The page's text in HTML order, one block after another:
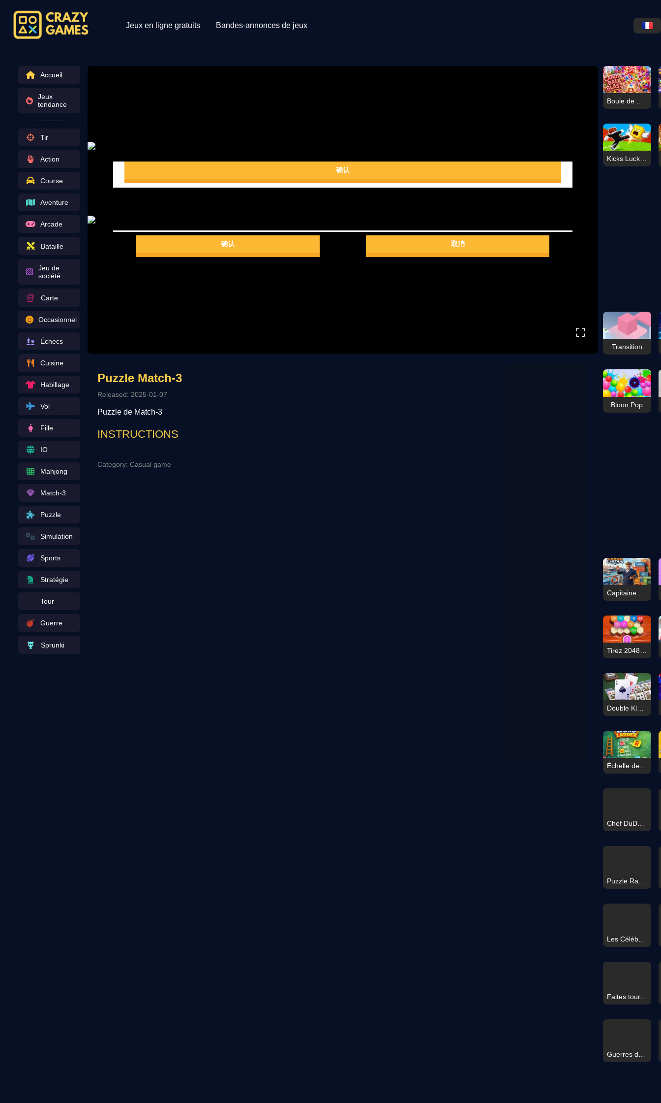
Jeux en ligne gratuits Bandes-annonces de jeux
Accueil
Jeux
tendance
Tir
Action
Course
Aventure
Arcade
Bataille
Jeu de
société
Carte
Occasionnel
Échecs
Cuisine
Habillage
Vol
Fille
IO
Mahjong
Match-3
Puzzle
Simulation
Sports
Stratégie
Tour
Guerre
Sprunki
⛶
Puzzle Match-3
Released: 2025-01-07
Puzzle de Match-3
INSTRUCTIONS
Category: Casual game
Kicks Lucky Boxes en ligne
Transition
Bloon Pop
Double Klondike Solitaire Card
Échelle de mots
Chef DuDu de la Cuisine Chinoise
Puzzle Ragdoll Bob
Les Célébrités Se Préparent Pour Noël
Faites tourner